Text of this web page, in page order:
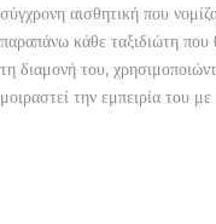
σύγχρονη αισθητική που
παραπάνω κάθε ταξιδιώτη που
τη διαμονή του,
μοιραστεί την εμπειρία του